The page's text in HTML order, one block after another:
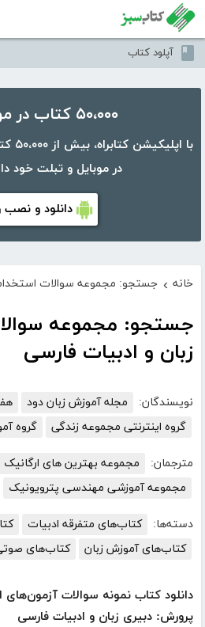
آپلود کتاب
۵۰،۰۰۰ کتاب در موبایل شما
با
در موبایل و تبلت خود
دانلود و نصب
خانه › جستجو: مجموعه سوالات
جستجو: مجموعه
زبان و ادبیات فارسی
نویسندگان: مجله آموزش زبان دود
گروه اینترنتی مجموعه زندگی
گروه
مترجمان:
مجموعه بهترین های ارگانیک
مجموعه آموزشی مهندسی پترویونیک
دسته‌ها: کتاب‌های متفرقه ادبیات
کتاب‌های آموزش زبان
کتاب‌های
دانلود کتاب نمونه سوالات
پرورش: دبیری زبان و ادبیات فارسی